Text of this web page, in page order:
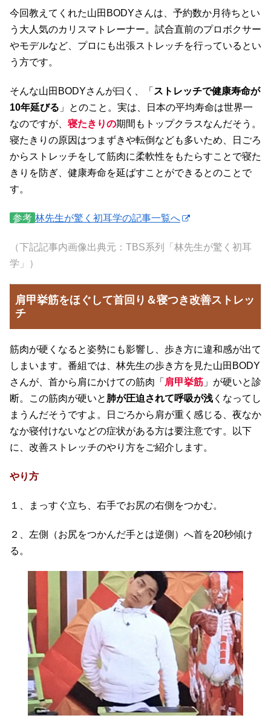
今回教えてくれた山田BODYさんは、予約数か月待ちとい
う大人気のカリスマトレーナー。試合直前のプロボクサー
やモデルなど、プロにも出張ストレッチを行っているとい
う方です。
そんな山田BODYさんが曰く、「 ストレッチで健康寿命が
10年延びる 」とのこと。実は、日本の平均寿命は世界一
なのですが、 寝たきりの期間もトップクラスなんだそう。
寝たきりの原因はつまずきや転倒なども多いため、日ごろ
からストレッチをして筋肉に柔軟性をもたらすことで寝た
きりを防ぎ、健康寿命を延ばすことができるとのことで
す。
参考 林先生が驚く初耳学の記事一覧へ
（下記記事内画像出典元：TBS系列「林先生が驚く初耳
学」）
肩甲挙筋をほぐして首回り＆寝つき改善ストレッ
チ
筋肉が硬くなると姿勢にも影響し、歩き方に違和感が出て
しまいます。番組では、林先生の歩き方を見た山田BODY
さんが、首から肩にかけての筋肉「 肩甲挙筋 」が硬いと診
断。この筋肉が硬いと 肺が圧迫されて呼吸が浅 くなってし
まうんだそうですよ。日ごろから肩が重く感じる、夜なか
なか寝付けないなどの症状がある方は要注意です。以下
に、改善ストレッチのやり方をご紹介します。
やり方
１、まっすぐ立ち、右手でお尻の右側をつかむ。
２、左側（お尻をつかんだ手とは逆側）へ首を20秒傾け
る。